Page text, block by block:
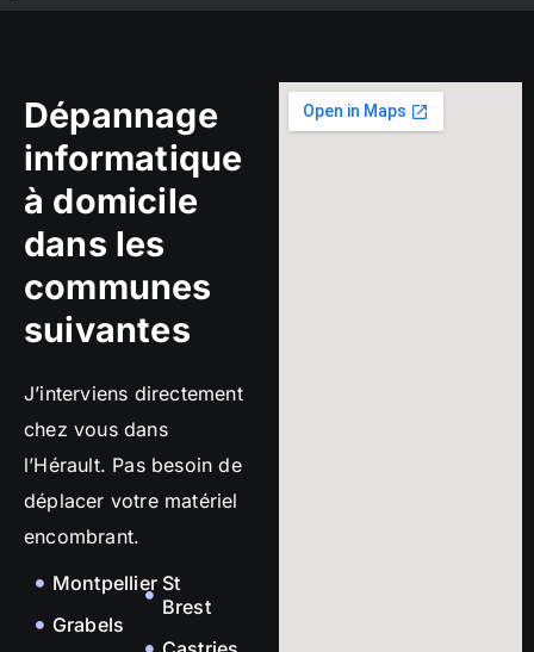
Dépannage
informatique
à domicile
dans les
communes
suivantes
J’interviens directement
chez vous dans
l’Hérault. Pas besoin de
déplacer votre matériel
encombrant.
Montpellier
Grabels
St
Brest